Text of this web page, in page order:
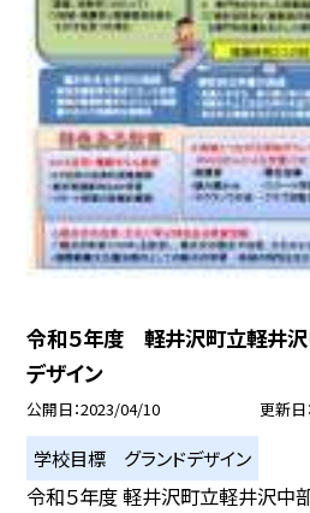
令和５年度 軽井沢町立軽井
デザイン
公開日 2023/04/10 更新日
学校目標 グランドデザイン
令和５年度 軽井沢町立軽井沢中